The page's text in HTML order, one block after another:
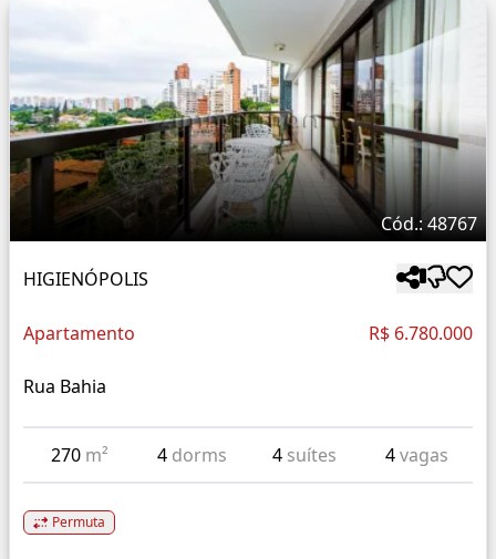
Cód.: 48767
HIGIENÓPOLIS
Apartamento R$ 6.780.000
Rua Bahia
270 m² 4 dorms 4 suítes 4vagas
Permuta